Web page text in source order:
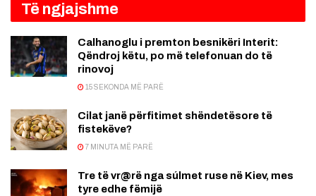
Të ngjajshme
Calhanoglu i premton besnikëri Interit:
Qëndroj këtu, po më telefonuan do të
rinovoj
15 SEKONDA MË PARË
Cilat janë përfitimet shëndetësore të
fistekëve?
7 MINUTA MË PARË
Tre të vr@rë nga súlmet ruse në Kiev, mes
tyre edhe fëmijë